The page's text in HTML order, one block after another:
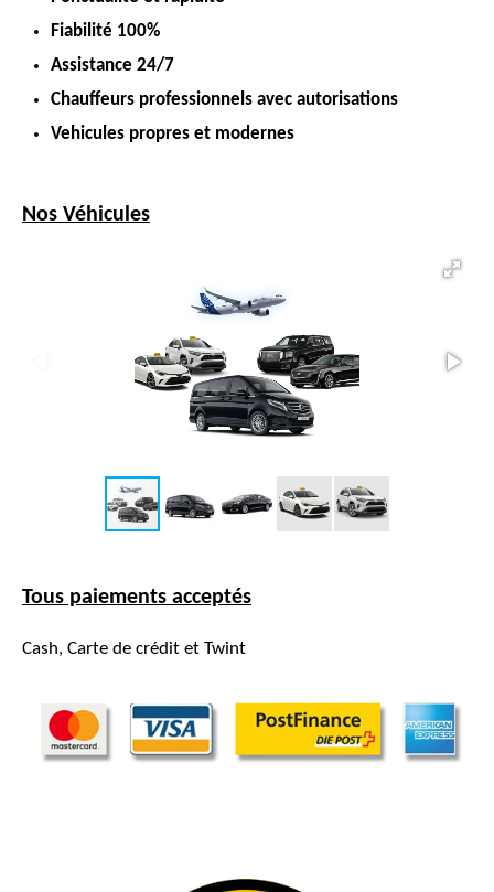
Fiabilité 100%
Assistance 24/7
Chauffeurs professionnels avec autorisations
Vehicules propres et modernes
Nos Véhicules
Tous paiements acceptés
Cash, Carte de crédit et Twint